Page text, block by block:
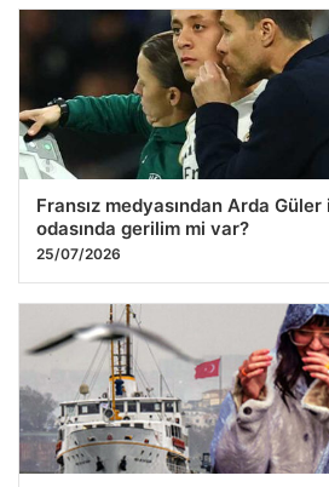
Fransız medyasından Arda Güler
odasında gerilim mi var?
25/07/2026